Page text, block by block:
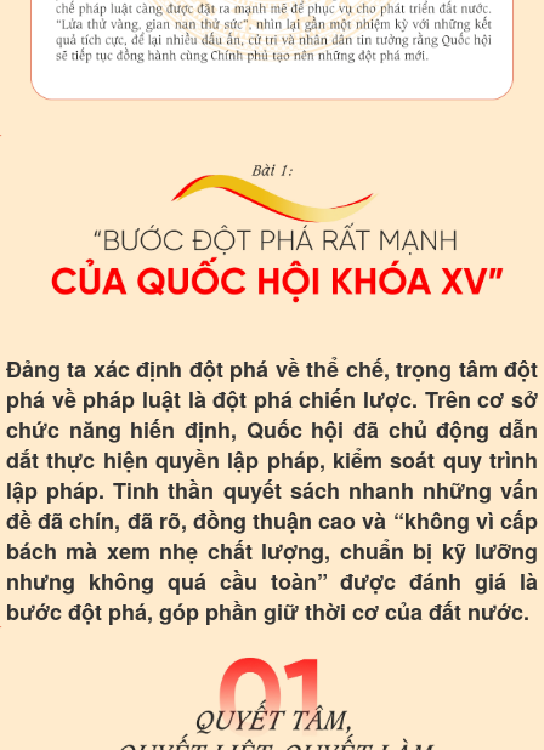
Quan sát
Cuộc sống đó đây
Multimedia
Video
Ảnh
Đảng ta xác định đột phá về thể chế, trọng tâm đột
phá về pháp luật là đột phá chiến lược. Trên cơ sở
chức năng hiến định, Quốc hội đã chủ động dẫn
dắt thực hiện quyền lập pháp, kiểm soát quy trình
lập pháp. Tinh thần quyết sách nhanh những vấn
đề đã chín, đã rõ, đồng thuận cao và “không vì cấp
bách mà xem nhẹ chất lượng, chuẩn bị kỹ lưỡng
nhưng không quá cầu toàn” được đánh giá là
bước đột phá, góp phần giữ thời cơ của đất nước.